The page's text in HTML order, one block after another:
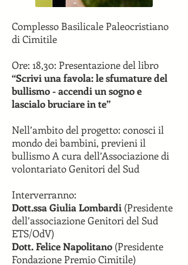
Complesso Basilicale Paleocristiano
di Cimitile
Ore: 18,30: Presentazione del libro
“Scrivi una favola: le sfumature del
bullismo - accendi un sogno e
lascialo bruciare in te”
Nell’ambito del progetto: conosci il
mondo dei bambini, previeni il
bullismo A cura dell’Associazione di
volontariato Genitori del Sud
Interverranno:
Dott.ssa Giulia Lombardi (Presidente
dell’associazione Genitori del Sud
ETS/OdV)
Dott. Felice Napolitano (Presidente
Fondazione Premio Cimitile)